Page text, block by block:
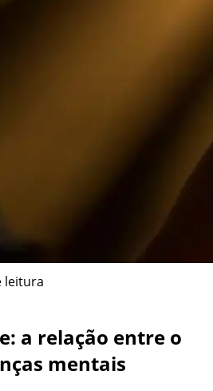
leitura
a relação entre o
mentais